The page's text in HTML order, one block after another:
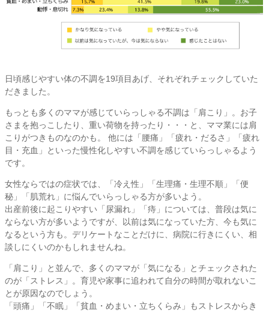
日頃感じやすい体の不調を19項目あげ、それぞれチェックしていた
だきました。
もっとも多くのママが感じていらっしゃる不調は「肩こり」。お子
さまを抱っこしたり、重い荷物を持ったり・・・と、ママ業には肩
こりがつきものなのかも。 他には「腰痛」「疲れ・だるさ」「疲れ
目・充血」といった慢性化しやすい不調を感じていらっしゃるよう
です。
女性ならではの症状では、「冷え性」「生理痛・生理不順」「便
秘」「肌荒れ」に悩んでいらっしゃる方が多いよう。
出産前後に起こりやすい「尿漏れ」「痔」については、普段は気に
ならない方が多いようですが、以前は気になっていた方、今も気に
なるという方も。デリケートなことだけに、病院に行きにくい、相
談しにくいのかもしれませんね。
「肩こり」と並んで、多くのママが「気になる」とチェックされた
のが「ストレス」。育児や家事に追われて自分の時間が取れないこ
とが原因なのでしょう。
「頭痛」「不眠」「貧血・めまい・立ちくらみ」もストレスからき